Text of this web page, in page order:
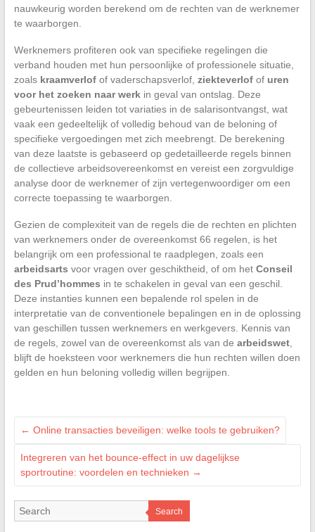
nauwkeurig worden berekend om de rechten van de werknemer
te waarborgen.
Werknemers profiteren ook van specifieke regelingen die
verband houden met hun persoonlijke of professionele situatie,
zoals kraamverlofof vaderschapsverlof, ziekteverlofof uren
voor het zoeken naar werkin geval van ontslag. Deze
gebeurtenissen leiden tot variaties in de salarisontvangst, wat
vaak een gedeeltelijk of volledig behoud van de beloning of
specifieke vergoedingen met zich meebrengt. De berekening
van deze laatste is gebaseerd op gedetailleerde regels binnen
de collectieve arbeidsovereenkomst en vereist een zorgvuldige
analyse door de werknemer of zijn vertegenwoordiger om een
correcte toepassing te waarborgen.
Gezien de complexiteit van de regels die de rechten en plichten
van werknemers onder de overeenkomst 66 regelen, is het
belangrijk om een professional te raadplegen, zoals een
arbeidsarts voor vragen over geschiktheid, of om het Conseil
des Prud’hommes in te schakelen in geval van een geschil.
Deze instanties kunnen een bepalende rol spelen in de
interpretatie van de conventionele bepalingen en in de oplossing
van geschillen tussen werknemers en werkgevers. Kennis van
de regels, zowel van de overeenkomst als van de arbeidswet,
blijft de hoeksteen voor werknemers die hun rechten willen doen
gelden en hun beloning volledig willen begrijpen.
← Online transacties beveiligen: welke tools te gebruiken?
Integreren van het bounce-effect in uw dagelijkse
sportroutine: voordelen en technieken →
Search